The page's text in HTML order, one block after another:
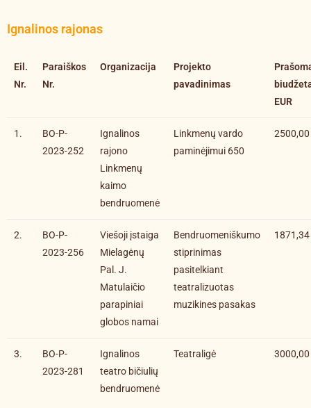
Ignalinos rajonas
Eil.
Nr.
Paraiškos
Nr.
Organizacija
Projekto
pavadinimas
EUR
1.
BO-P-
2023-252
Ignalinos
rajono
Linkmenų
kaimo
bendruomenė
Linkmenų vardo
paminėjimui 650
2500,00
2.
BO-P-
2023-256
Viešoji įstaiga
Mielagėnų
Pal. J.
Matulaičio
parapiniai
globos namai
Bendruomeniškumo
stiprinimas
pasitelkiant
teatralizuotas
muzikines pasakas
1871,34
3.
BO-P-
2023-281
Ignalinos
teatro bičiulių
bendruomenė
Teatraligė 3000,00